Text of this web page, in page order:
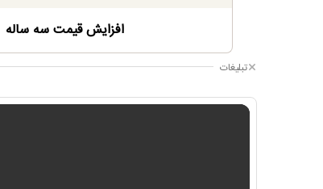
افزایش قیمت سه ساله
تبلیغات